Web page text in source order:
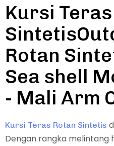
Kursi
Rotan
Sea shell
- Mali Arm
Kursi Teras Rotan Sintetis
Dengan rangka melintang